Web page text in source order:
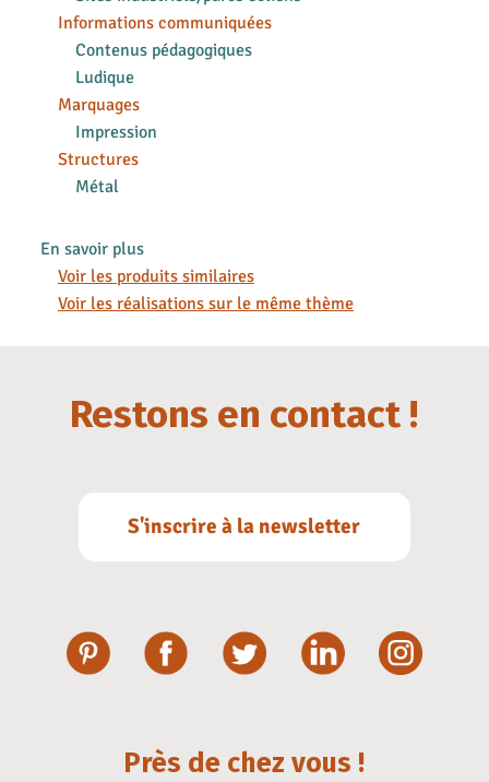
Informations communiquées
Contenus pédagogiques
Ludique
Marquages
Impression
Structures
Métal
En savoir plus
Voir les produits similaires
Voir les réalisations sur le même thème
Restons en contact !
S'inscrire à la newsletter
Près de chez vous !